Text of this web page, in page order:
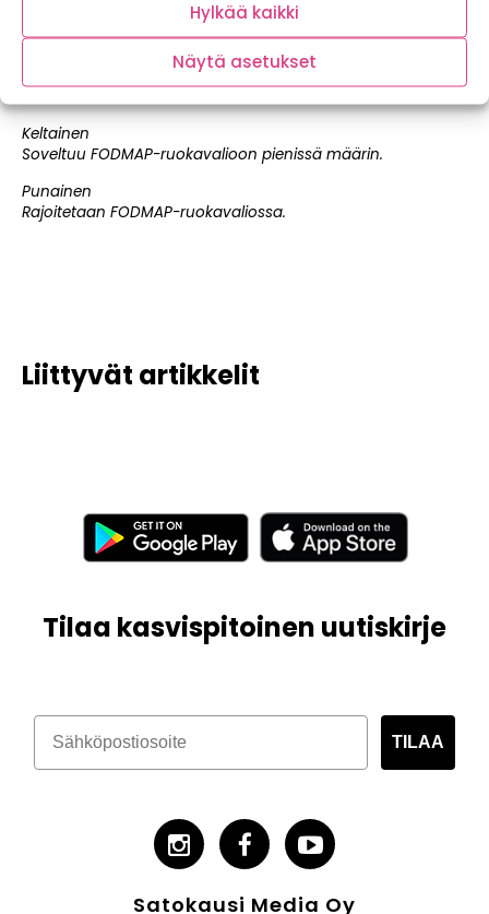
Hylkää kaikki
Näytä asetukset
vaan kulkeutuvat paksusuoleen, jossa ne fermentoituvat ja
tuottavat osalle ihmisistä suolisto-oireita.
Keltainen
Soveltuu FODMAP-ruokavalioon pienissä määrin.
Punainen
Rajoitetaan FODMAP-ruokavaliossa.
Liittyvät artikkelit
Tilaa kasvispitoinen uutiskirje
TILAA
Satokausi Media Oy